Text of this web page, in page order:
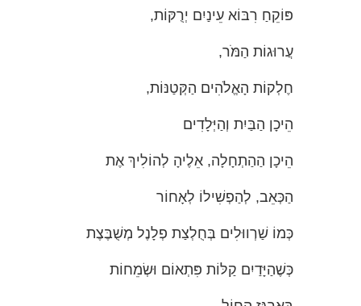
פּוֹקֵחַ רִבּוֹא עֵינַיִם יְרֻקּוֹת,
עֲרוּגוֹת הַמֹּר,
חֶלְקוֹת הָאֱלֹהִים הַקְּטַנּוֹת,
הֵיכָן הַבַּיִת וְהַיְּלָדִים
הֵיכָן הַהַתְחָלָה, אֵלֶיהָ לְהוֹלִיךְ אֶת
הַכְּאֵב, לְהַפְשִׁילוֹ לְאָחוֹר
כְּמוֹ שַׁרְווּלִים בְּחֻלְצַת פְלָנֶל מְשֻׁבֶּצֶת
כְּשֶׁהַיָּדַיִם קַלּוֹת פִּתְאוֹם וּשְׂמֵחוֹת